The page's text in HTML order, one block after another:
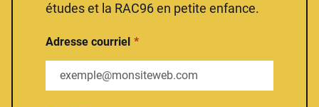
études et la RAC96 en petite enfance.
Adresse courriel